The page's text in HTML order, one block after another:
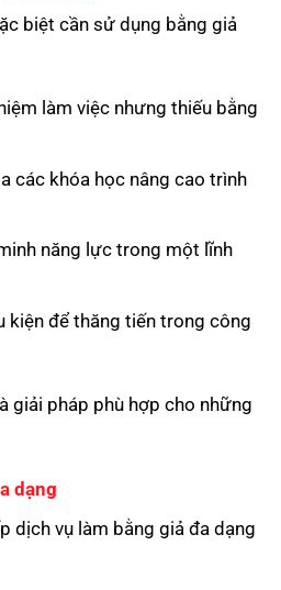
biệt cần sử dụng bằng giả
làm việc nhưng thiếu bằng
các khóa học nâng cao trình
năng lực trong một lĩnh
kiện để thăng tiến trong công
giải pháp phù hợp cho những
dạng
dịch vụ làm bằng giả đa dạng